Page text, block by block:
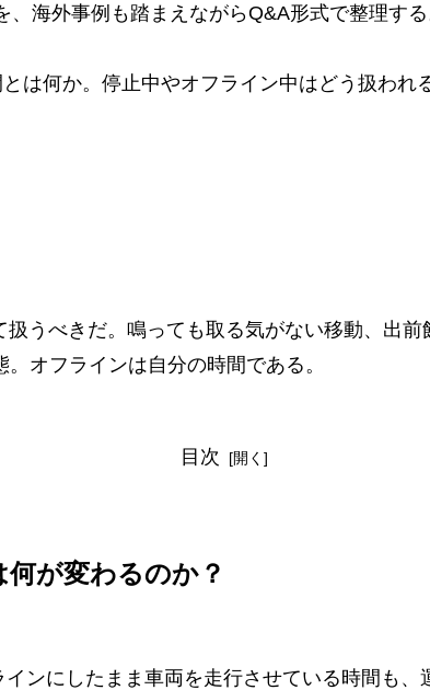
海外事例も踏まえながらQ&A形式で整理する
は何か。停止中やオフライン中はどう扱わ
うべきだ。鳴っても取る気がない移動、出
オフラインは自分の時間である。
目次
が変わるのか？
ンにしたまま車両を走行させている時間も、